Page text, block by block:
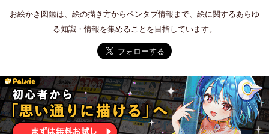
お絵かき図鑑は、絵の描き方からペンタブ情報まで、絵に関するあらゆ
る知識・情報を集めることを目指しています。